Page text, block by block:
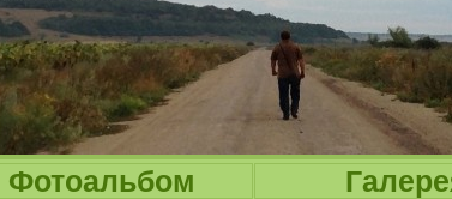
Фотоальбом